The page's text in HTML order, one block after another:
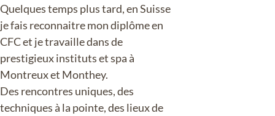
Quelques temps plus tard, en Suisse
je fais reconnaitre mon diplôme en
CFC et je travaille dans de
prestigieux instituts et spa à
Montreux et Monthey.
Des rencontres uniques, des
techniques à la pointe, des lieux de